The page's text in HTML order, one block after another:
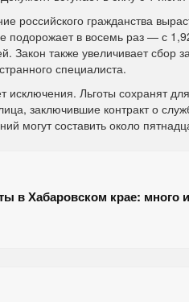
российского гражданства
подорожает в восемь раз — с
Закон также увеличивает
специалиста.
исключения. Льготы сохранят
заключившие контракт о
могут составить около
в Хабаровском крае: много